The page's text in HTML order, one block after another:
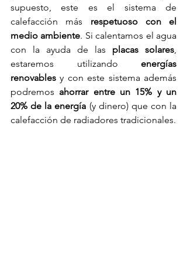
supuesto, este es el sistema de
calefacción más respetuoso con el
medio ambiente. Si calentamos el agua
con la ayuda de las placas solares,
estaremos utilizando energías
renovables y con este sistema además
podremos ahorrar entre un 15% y un
20% de la energía (y dinero) que con la
calefacción de radiadores tradicionales.